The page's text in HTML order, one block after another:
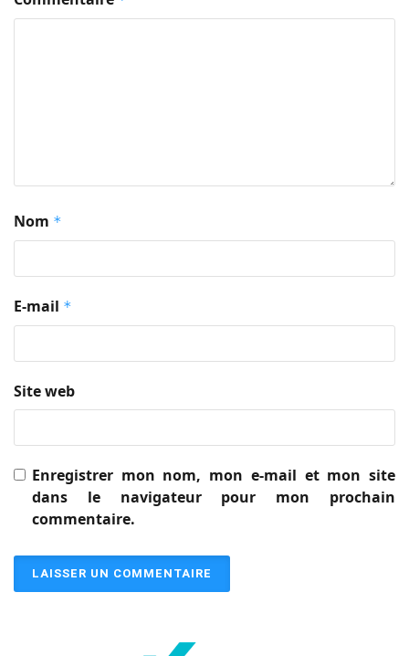
Nom *
E-mail *
Site web
Enregistrer mon nom, mon e-mail et mon site
dans le navigateur pour mon prochain
commentaire.